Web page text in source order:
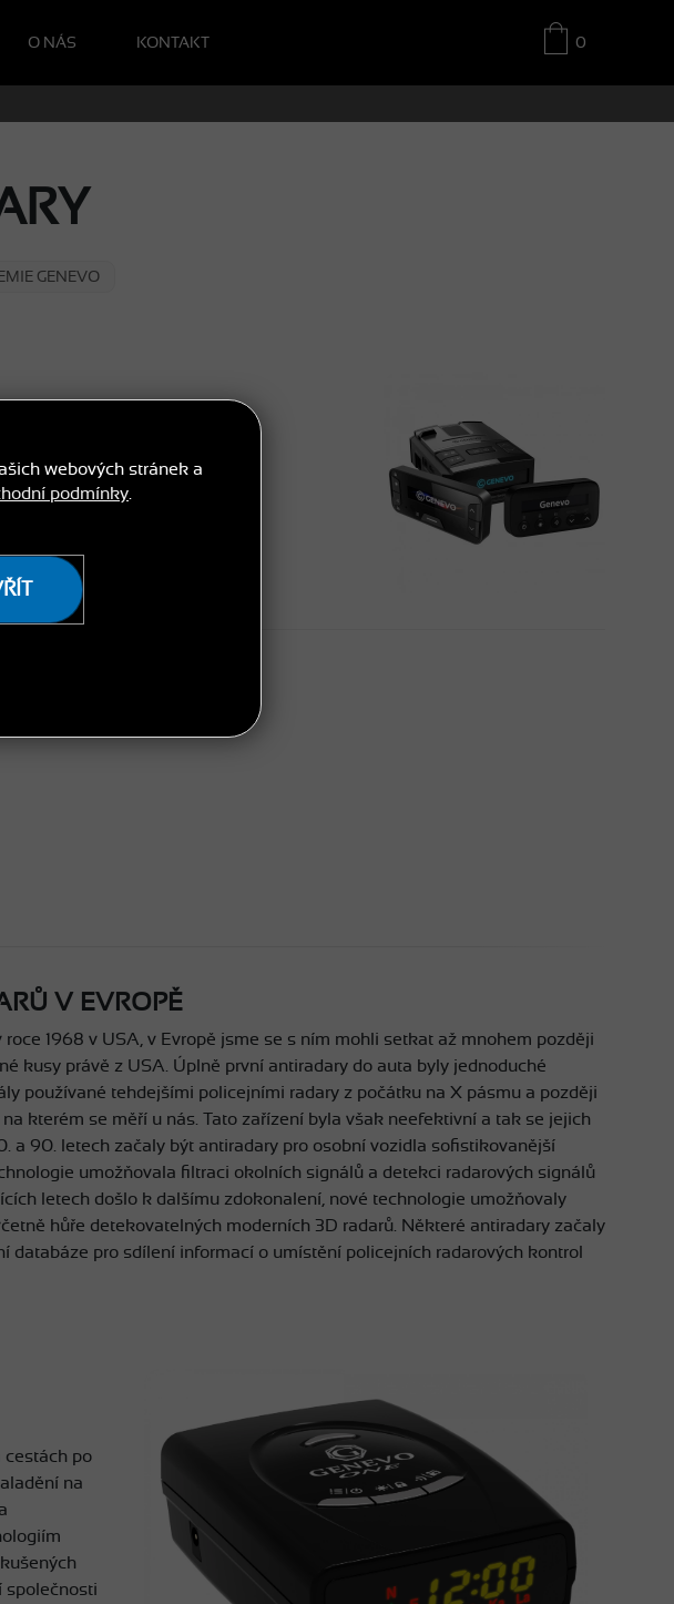
webových stránek a
podmínky
O NÁS KONTAKT 0
GENEVO
V EVROPĚ
1968 v USA, v Evropě jsme se s ním mohli setkat až mnohem později
kusy právě z USA. Úplně první antiradary do auta byly jednoduché
používané tehdejšími policejními radary z počátku na X pásmu a později
kterém se měří u nás. Tato zařízení byla však neefektivní a tak se jejich
a 90. letech začaly být antiradary pro osobní vozidla sofistikovanější
umožňovala filtraci okolních signálů a detekci radarových signálů
letech došlo k dalšímu zdokonalení, nové technologie umožňovaly
hůře detekovatelných moderních 3D radarů. Některé antiradary začaly
databáze pro sdílení informací o umístění policejních radarových kontrol
cestách po
na
společnosti